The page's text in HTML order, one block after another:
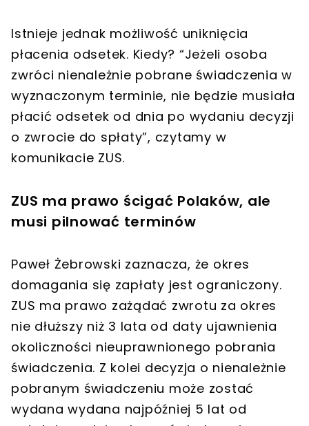
Istnieje jednak możliwość uniknięcia
płacenia odsetek. Kiedy? “Jeżeli osoba
zwróci nienależnie pobrane świadczenia w
wyznaczonym terminie, nie będzie musiała
płacić odsetek od dnia po wydaniu decyzji
o zwrocie do spłaty”, czytamy w
komunikacie ZUS.
ZUS ma prawo ścigać Polaków, ale
musi pilnować terminów
Paweł Żebrowski zaznacza, że okres
domagania się zapłaty jest ograniczony.
ZUS ma prawo zażądać zwrotu za okres
nie dłuższy niż 3 lata od daty ujawnienia
okoliczności nieuprawnionego pobrania
świadczenia. Z kolei decyzja o nienależnie
pobranym świadczeniu może zostać
wydana wydana najpóźniej 5 lat od